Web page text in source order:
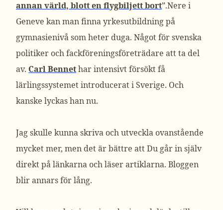
annan värld, blott en flygbiljett bort”.Nere i
Geneve kan man finna yrkesutbildning på
gymnasienivå som heter duga. Något för svenska
politiker och fackföreningsföreträdare att ta del
av. Carl Bennethar intensivt försökt få
lärlingssystemet introducerat i Sverige. Och
kanske lyckas han nu.
Jag skulle kunna skriva och utveckla ovanstående
mycket mer, men det är bättre att Du går in själv
direkt på länkarna och läser artiklarna. Bloggen
blir annars för lång.